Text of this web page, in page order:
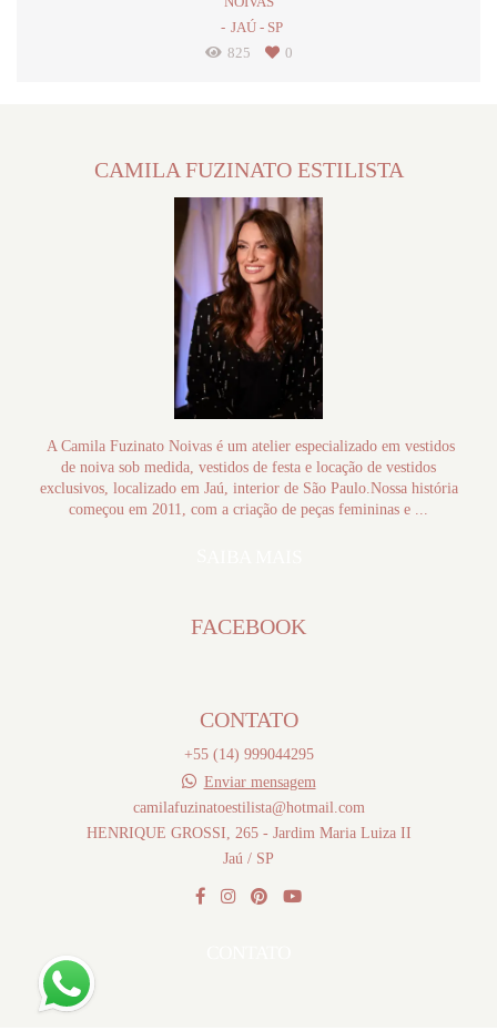
JAÚ - SP
825
0
CAMILA FUZINATO ESTILISTA
A Camila Fuzinato Noivas é um atelier especializado em vestidos
de noiva sob medida, vestidos de festa e locação de vestidos
exclusivos, localizado em Jaú, interior de São Paulo.Nossa história
começou em 2011, com a criação de peças femininas e ...
FACEBOOK
CONTATO
+55 (14) 999044295
Enviar mensagem
camilafuzinatoestilista@hotmail.com
HENRIQUE GROSSI, 265 - Jardim Maria Luiza II
Jaú / SP